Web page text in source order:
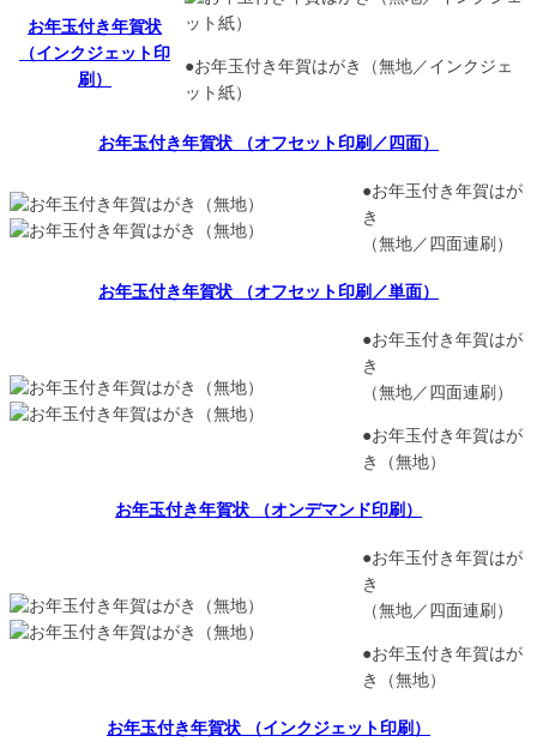
お年玉付き年賀状
（インクジェット印
刷）
●お年玉付き年賀はがき（無地／インクジェ
ット紙）
お年玉付き年賀状 （オフセット印刷／四面）
●お年玉付き年賀はが
き
（無地／四面連刷）
お年玉付き年賀状 （オフセット印刷／単面）
●お年玉付き年賀はが
き
（無地／四面連刷）
●お年玉付き年賀はが
き（無地）
お年玉付き年賀状 （オンデマンド印刷）
●お年玉付き年賀はが
き
（無地／四面連刷）
●お年玉付き年賀はが
き（無地）
お年玉付き年賀状 （インクジェット印刷）